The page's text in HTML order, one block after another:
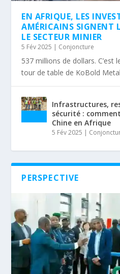
EN AFRIQUE, LES
AMÉRICAINS SIGNENT
LE SECTEUR MINIER
5 Fév 2025 Conjoncture
537 millions de dollars.
tour de table de KoBold
Infrastructures,
sécurité :
Chine en Afrique
5 Fév 2025
PERSPECTIVE